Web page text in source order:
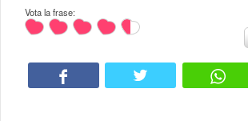
Vota la frase: